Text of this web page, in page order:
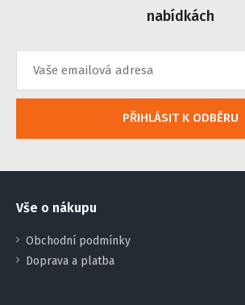
nabídkách
PŘIHLÁSIT K ODBĚRU
Vše o nákupu
Obchodní podmínky
Doprava a platba